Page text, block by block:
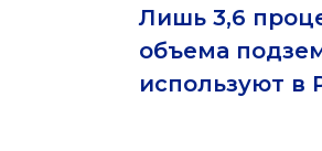
Лишь 3,6
объема
используют в